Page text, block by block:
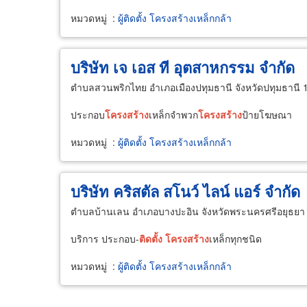
หมวดหมู่ : ผู้ติดตั้ง โครงสร้างเหล็กกล้า
บริษัท เจ เอส ที อุตสาหกรรม จำกัด
ตำบลสวนพริกไทย อำเภอเมืองปทุมธานี จังหวัดปทุมธานี
ประกอบโครงสร้างเหล็กจำพวกโครงสร้างป้ายโฆษณา
หมวดหมู่ : ผู้ติดตั้ง โครงสร้างเหล็กกล้า
บริษัท คริสตัล สโนว์ ไลน์ แอร์ จำกัด
ตำบลบ้านเลน อำเภอบางปะอิน จังหวัดพระนครศรีอยุธยา
บริการ ประกอบ-ติดตั้ง โครงสร้างเหล็กทุกชนิด
หมวดหมู่ : ผู้ติดตั้ง โครงสร้างเหล็กกล้า